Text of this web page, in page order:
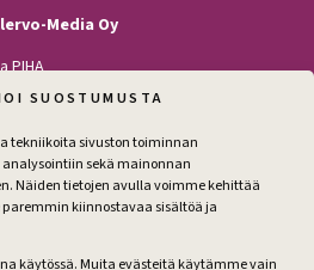
SUOSTUMUSTA
tekniikoita sivuston toiminnan
sekä mainonnan
Näiden tietojen avulla voimme kehittää
kiinnostavaa sisältöä ja
käytössä. Muita evästeitä käytämme vain
Media Oy
PIHA
Pellervo
Pellervo